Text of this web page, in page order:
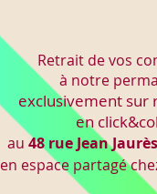
Retrait de vos
à notre
exclusivement sur
en
au 48 rue Jean Jaurès
en espace partagé